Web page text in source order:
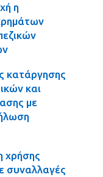
η
κατάργησης
και
με
χρήσης
συναλλαγές